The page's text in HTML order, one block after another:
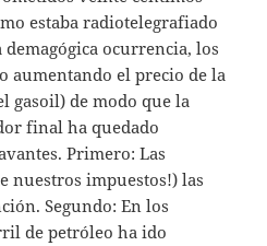
estaba radiotelegrafiado
ocurrencia, los
aumentando el precio de la
gasoil) de modo que la
final ha quedado
Primero: Las
nuestros impuestos!) las
Segundo: En los
de petróleo ha ido